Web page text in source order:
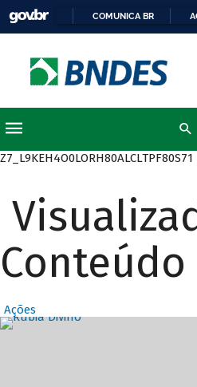
COMUNICA BR
Z7_L9KEH4O0LORH80ALCLTPF80S71
Conteúdo
Ações